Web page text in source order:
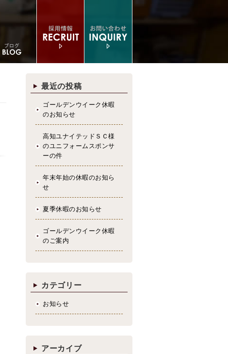
最近の投稿
ゴールデンウイーク休暇
のお知らせ
高知ユナイテッドＳＣ様
のユニフォームスポンサ
ーの件
年末年始の休暇のお知ら
せ
夏季休暇のお知らせ
ゴールデンウイーク休暇
のご案内
カテゴリー
お知らせ
アーカイブ